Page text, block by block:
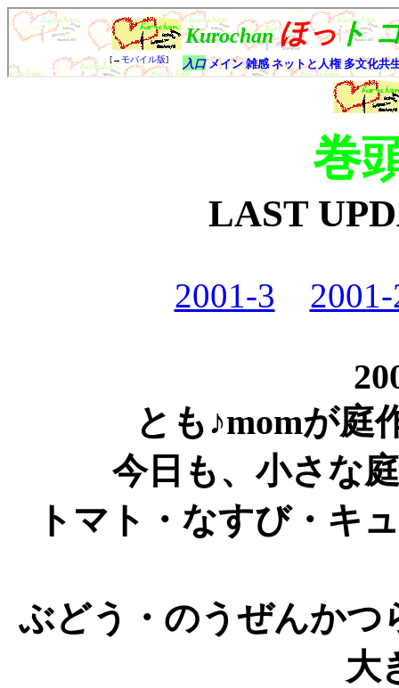
巻
LAST
2001-3
とも♪momが庭
今日も、小さな
トマト・なすび・キ
ぶどう・のうぜんかつ
大